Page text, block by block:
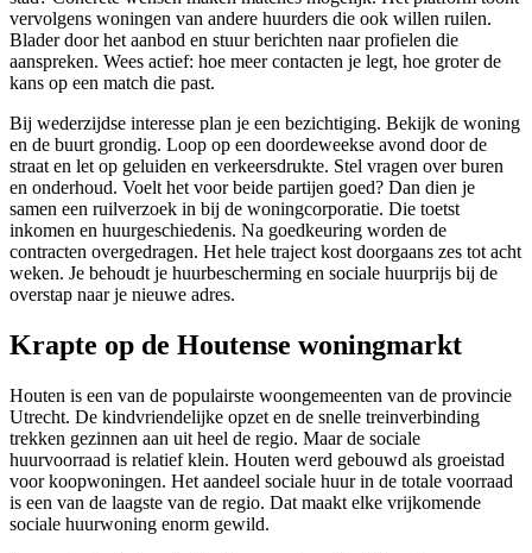
vervolgens woningen van andere huurders die ook willen ruilen.
Blader door het aanbod en stuur berichten naar profielen die
aanspreken. Wees actief: hoe meer contacten je legt, hoe groter de
kans op een match die past.
Bij wederzijdse interesse plan je een bezichtiging. Bekijk de woning
en de buurt grondig. Loop op een doordeweekse avond door de
straat en let op geluiden en verkeersdrukte. Stel vragen over buren
en onderhoud. Voelt het voor beide partijen goed? Dan dien je
samen een ruilverzoek in bij de woningcorporatie. Die toetst
inkomen en huurgeschiedenis. Na goedkeuring worden de
contracten overgedragen. Het hele traject kost doorgaans zes tot acht
weken. Je behoudt je huurbescherming en sociale huurprijs bij de
overstap naar je nieuwe adres.
Krapte op de Houtense woningmarkt
Houten is een van de populairste woongemeenten van de provincie
Utrecht. De kindvriendelijke opzet en de snelle treinverbinding
trekken gezinnen aan uit heel de regio. Maar de sociale
huurvoorraad is relatief klein. Houten werd gebouwd als groeistad
voor koopwoningen. Het aandeel sociale huur in de totale voorraad
is een van de laagste van de regio. Dat maakt elke vrijkomende
sociale huurwoning enorm gewild.